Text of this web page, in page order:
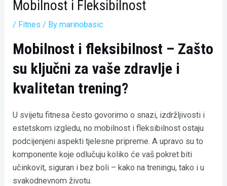
Mobilnost i Fleksibilnost
/ Fitnes / Bymarinobasic
Mobilnost i fleksibilnost – Zašto
su ključni za vaše zdravlje i
kvalitetan trening?
U svijetu fitnesa često govorimo o snazi, izdržljivosti i
estetskom izgledu, no mobilnost i fleksibilnost ostaju
podcijenjeni aspekti tjelesne pripreme. A upravo su to
komponente koje odlučuju koliko će vaš pokret biti
učinkovit, siguran i bez boli – kako na treningu, tako i u
svakodnevnom životu.